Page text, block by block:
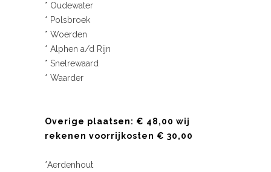
* Oudewater
* Polsbroek
* Woerden
* Alphen a/d Rijn
* Snelrewaard
* Waarder
Overige plaatsen: € 48,00 wij
rekenen voorrijkosten € 30,00
*Aerdenhout